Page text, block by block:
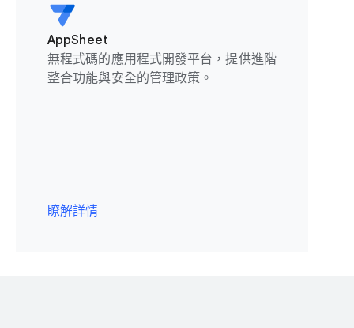
AppSheet
無程式碼的應用程式開發平台，提供進階
整合功能與安全的管理政策。
瞭解詳情